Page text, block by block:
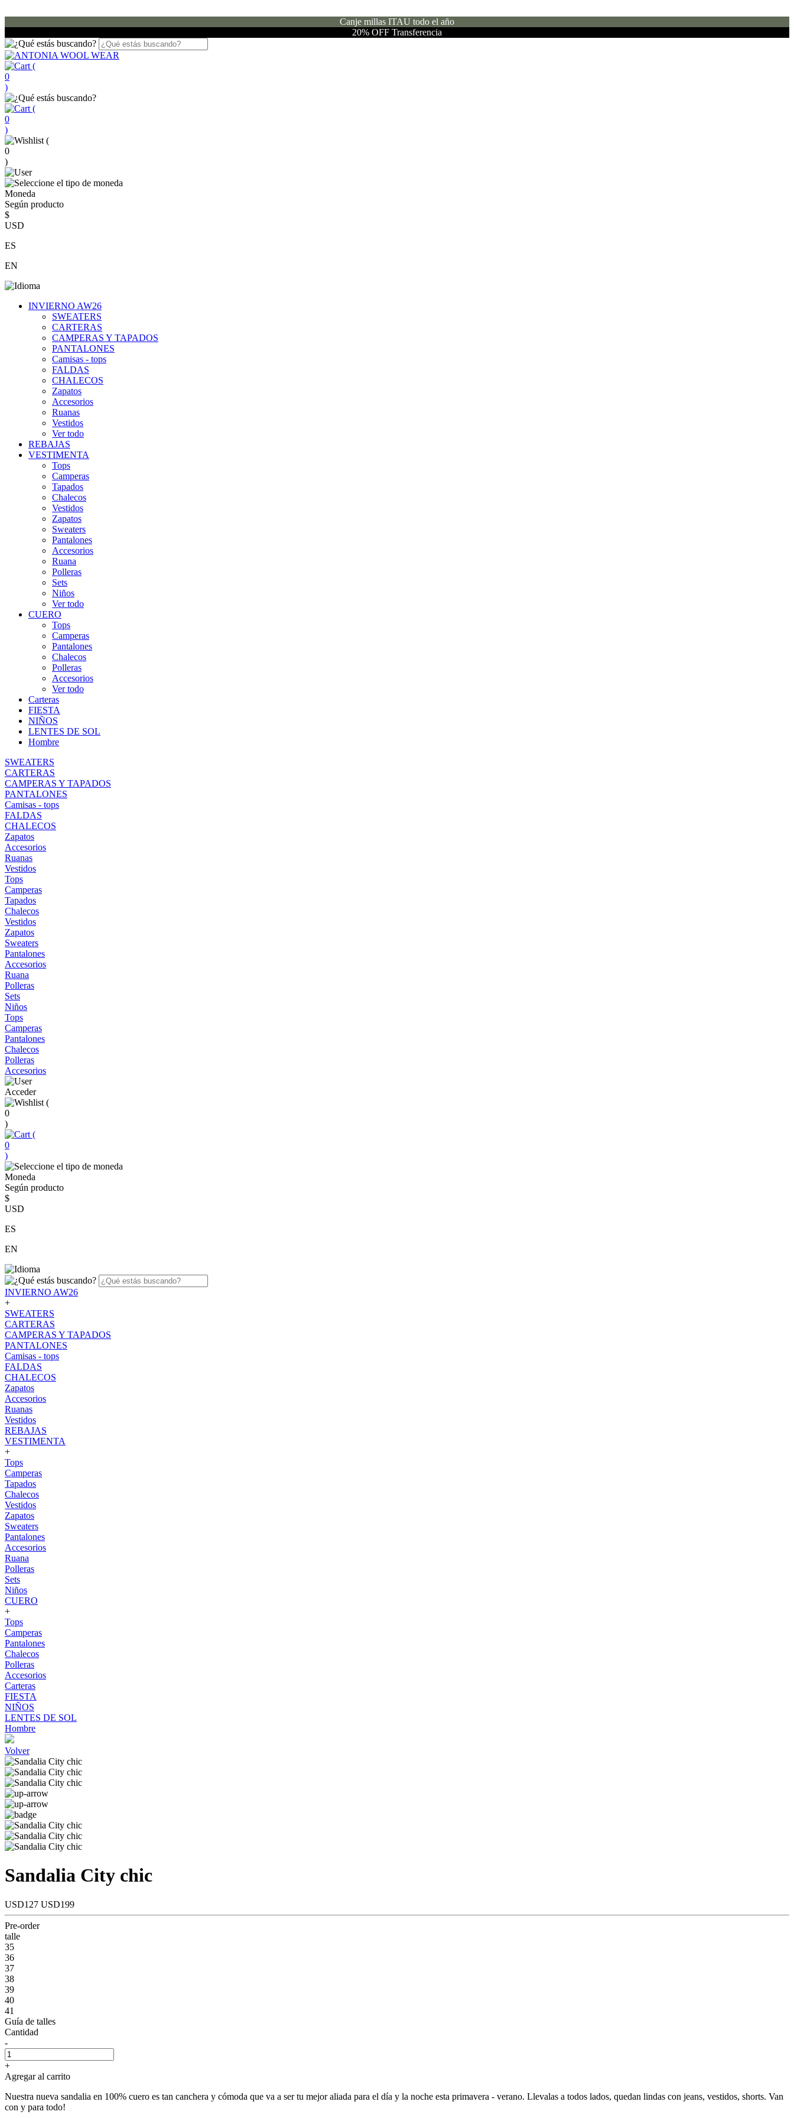
Canje millas ITAU todo el año
20% OFF Transferencia
(
0
)
(
0
)
(
0
)
Moneda
Según producto
$
USD
ES
EN
INVIERNO AW26
SWEATERS
CARTERAS
CAMPERAS Y TAPADOS
PANTALONES
Camisas - tops
FALDAS
CHALECOS
Zapatos
Accesorios
Ruanas
Vestidos
Ver todo
REBAJAS
VESTIMENTA
Tops
Camperas
Tapados
Chalecos
Vestidos
Zapatos
Sweaters
Pantalones
Accesorios
Ruana
Polleras
Sets
Niños
Ver todo
CUERO
Tops
Camperas
Pantalones
Chalecos
Polleras
Accesorios
Ver todo
Carteras
FIESTA
NIÑOS
LENTES DE SOL
Hombre
SWEATERS
CARTERAS
CAMPERAS Y TAPADOS
PANTALONES
Camisas - tops
FALDAS
CHALECOS
Zapatos
Accesorios
Ruanas
Vestidos
Tops
Camperas
Tapados
Chalecos
Vestidos
Zapatos
Sweaters
Pantalones
Accesorios
Ruana
Polleras
Sets
Niños
Tops
Camperas
Pantalones
Chalecos
Polleras
Accesorios
Acceder
(
0
)
(
0
)
Moneda
Según producto
$
USD
ES
EN
INVIERNO AW26
+
SWEATERS
CARTERAS
CAMPERAS Y TAPADOS
PANTALONES
Camisas - tops
FALDAS
CHALECOS
Zapatos
Accesorios
Ruanas
Vestidos
REBAJAS
VESTIMENTA
+
Tops
Camperas
Tapados
Chalecos
Vestidos
Zapatos
Sweaters
Pantalones
Accesorios
Ruana
Polleras
Sets
Niños
CUERO
+
Tops
Camperas
Pantalones
Chalecos
Polleras
Accesorios
Carteras
FIESTA
NIÑOS
LENTES DE SOL
Hombre
Volver
Sandalia City chic
USD127 USD199
Pre-order
talle
35
36
37
38
39
40
41
Guía de talles
Cantidad
-
+
Agregar al carrito
Nuestra nueva sandalia en 100% cuero es tan canchera y cómoda que va a ser tu mejor aliada para el día y la noche esta primavera - verano. Llevalas a todos lados, quedan lindas con jeans, vestidos, shorts. Van
con y para todo!